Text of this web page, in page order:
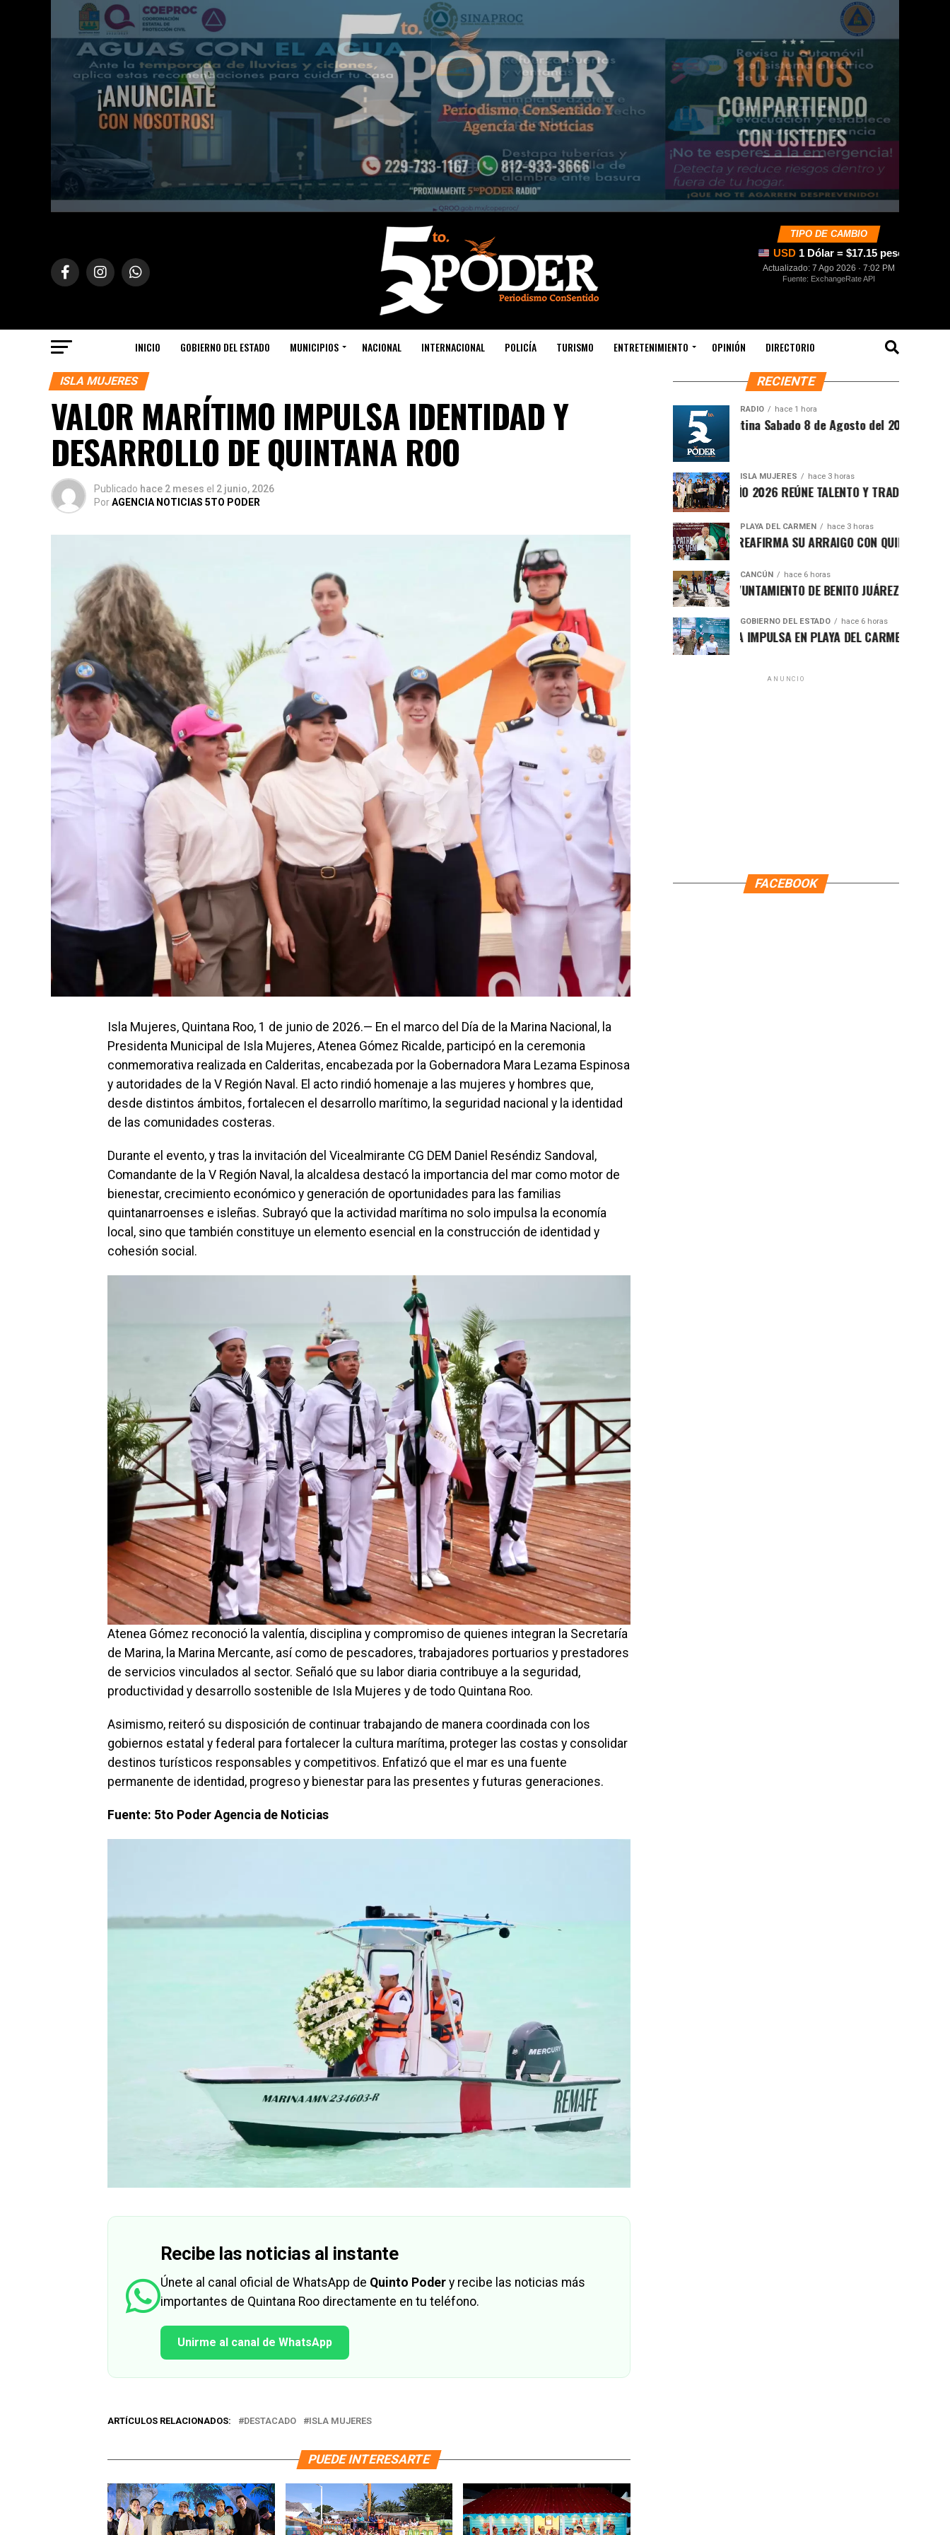
TIPO DE CAMBIO
USD 1 Dólar = $17.15 pesos
Actualizado: 7 Ago 2026 · 7:02 PM
Fuente: ExchangeRate API
INICIO GOBIERNO DEL ESTADO MUNICIPIOS NACIONAL INTERNACIONAL POLICÍA TURISMO ENTRETENIMIENTO OPINIÓN DIRECTORIO
ISLA MUJERES
VALOR MARÍTIMO IMPULSA IDENTIDAD Y
DESARROLLO DE QUINTANA ROO
Publicado hace 2 meses el 2 junio, 2026
PorAGENCIA NOTICIAS 5TO PODER
Isla Mujeres, Quintana Roo, 1 de junio de 2026.— En el marco del Día de la Marina Nacional, la
Presidenta Municipal de Isla Mujeres, Atenea Gómez Ricalde, participó en la ceremonia
conmemorativa realizada en Calderitas, encabezada por la Gobernadora Mara Lezama Espinosa
y autoridades de la V Región Naval. El acto rindió homenaje a las mujeres y hombres que,
desde distintos ámbitos, fortalecen el desarrollo marítimo, la seguridad nacional y la identidad
de las comunidades costeras.
Durante el evento, y tras la invitación del Vicealmirante CG DEM Daniel Reséndiz Sandoval,
Comandante de la V Región Naval, la alcaldesa destacó la importancia del mar como motor de
bienestar, crecimiento económico y generación de oportunidades para las familias
quintanarroenses e isleñas. Subrayó que la actividad marítima no solo impulsa la economía
local, sino que también constituye un elemento esencial en la construcción de identidad y
cohesión social.
Atenea Gómez reconoció la valentía, disciplina y compromiso de quienes integran la Secretaría
de Marina, la Marina Mercante, así como de pescadores, trabajadores portuarios y prestadores
de servicios vinculados al sector. Señaló que su labor diaria contribuye a la seguridad,
productividad y desarrollo sostenible de Isla Mujeres y de todo Quintana Roo.
Asimismo, reiteró su disposición de continuar trabajando de manera coordinada con los
gobiernos estatal y federal para fortalecer la cultura marítima, proteger las costas y consolidar
destinos turísticos responsables y competitivos. Enfatizó que el mar es una fuente
permanente de identidad, progreso y bienestar para las presentes y futuras generaciones.
Fuente: 5to Poder Agencia de Noticias
Recibe las noticias al instante
Únete al canal oficial de WhatsApp de Quinto Poder y recibe las noticias más
importantes de Quintana Roo directamente en tu teléfono.
Unirme al canal de WhatsApp
ARTÍCULOS RELACIONADOS: DESTACADO ISLA MUJERES
PUEDE INTERESARTE
RECIENTE
RADIO hace 1 hora
Síntesis Matutina Sabado 8 de Agosto del 2026
ISLA MUJERES hace 3 horas
CEVICHE ISLEÑO 2026 REÚNE TALENTO Y TRADICIÓN EN ISLA
PLAYA DEL CARMEN hace 3 horas
RAFA MARÍN REAFIRMA SU ARRAIGO CON QUINTANA ROO Y
CANCÚN hace 6 horas
FORTALECE AYUNTAMIENTO DE BENITO JUÁREZ ACCIONES
GOBIERNO DEL ESTADO hace 6 horas
MARA LEZAMA IMPULSA EN PLAYA DEL CARMEN EL PRIMER
ANUNCIO
FACEBOOK